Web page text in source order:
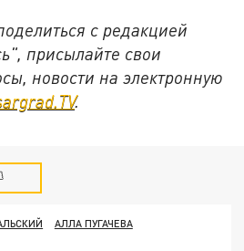
с редакцией
присылайте свои
новости на электронную
.
АЛЛА ПУГАЧЕВА